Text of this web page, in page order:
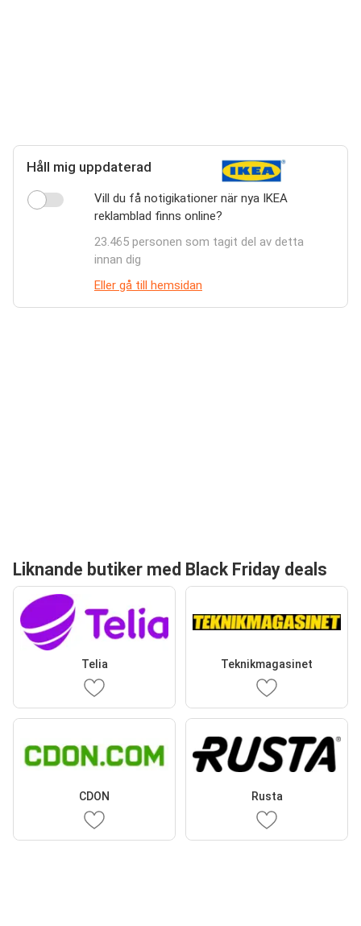
Håll mig uppdaterad
Vill du få notigikationer när nya IKEA
reklamblad finns online?
23.465 personen som tagit del av detta
innan dig
Eller gå till hemsidan
Liknande butiker med Black Friday deals
Telia Teknikmagasinet
CDON Rusta